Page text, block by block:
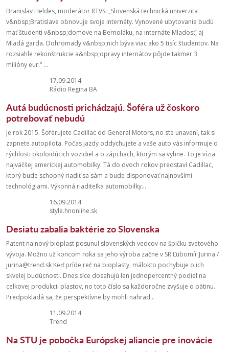
Branislav Heldes, moderátor RTVS: „Slovenská technická univerzita
v&nbsp;Bratislave obnovuje svoje internáty. Vynovené ubytovanie budú
mať študenti v&nbsp;domove na Bernoláku, na internáte Mladosť, aj
Mladá garda. Dohromady v&nbsp;nich býva viac ako 5 tisíc študentov. Na
rozsiahle rekonštrukcie a&nbsp;opravy internátov pôjde takmer 3
milióny eur.“ ...
17.09.2014
Rádio Regina BA
Autá budúcnosti prichádzajú. Šoféra už čoskoro
potrebovať nebudú
Je rok 2015. Šoférujete Cadillac od General Motors, no ste unavení, tak si
zapnete autopilota. Počas jazdy oddychujete a vaše auto vás informuje o
rýchlosti okoloidúcich vozidiel a o zápchach, ktorým sa vyhne. To je vízia
najväčšej americkej automobilky. Tá do dvoch rokov predstaví Cadillac,
ktorý bude schopný riadiť sa sám a bude disponovať najnovšími
technológiami. Výkonná riaditeľka automobilky...
16.09.2014
style.hnonline.sk
Desiatu zabalia baktérie zo Slovenska
Patent na nový bioplast posunul slovenských vedcov na špičku svetového
vývoja. Možno už koncom roka sa jeho výroba začne v SR Ľubomír Jurina /
jurina@trend.sk Keď príde reč na bioplasty, málokto pochybuje o ich
skvelej budúcnosti. Dnes síce dosahujú len jednopercentný podiel na
celkovej produkcii plastov, no toto číslo sa každoročne zvyšuje o pätinu.
Predpokladá sa, že perspektívne by mohli nahrad...
11.09.2014
Trend
Na STU je pobočka Európskej aliancie pre inovácie